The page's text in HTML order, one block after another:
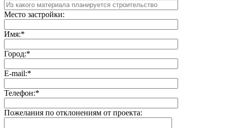
Место застройки:
Имя:*
Город:*
E-mail:*
Телефон:*
Пожелания по отклонениям от проекта: